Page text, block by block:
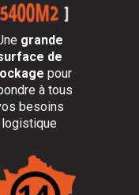
grande
de
pour
à tous
besoins
logistique